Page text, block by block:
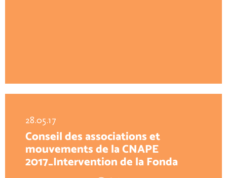
28.05.17
Conseil des associations et
mouvements de la CNAPE
2017_Intervention de la Fonda